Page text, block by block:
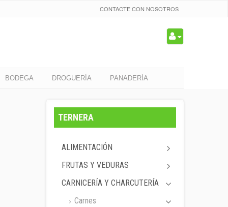
CONTACTE CON NOSOTROS
BODEGA DROGUERÍA PANADERÍA
TERNERA
ALIMENTACIÓN
FRUTAS Y VEDURAS
CARNICERÍA Y CHARCUTERÍA
Carnes